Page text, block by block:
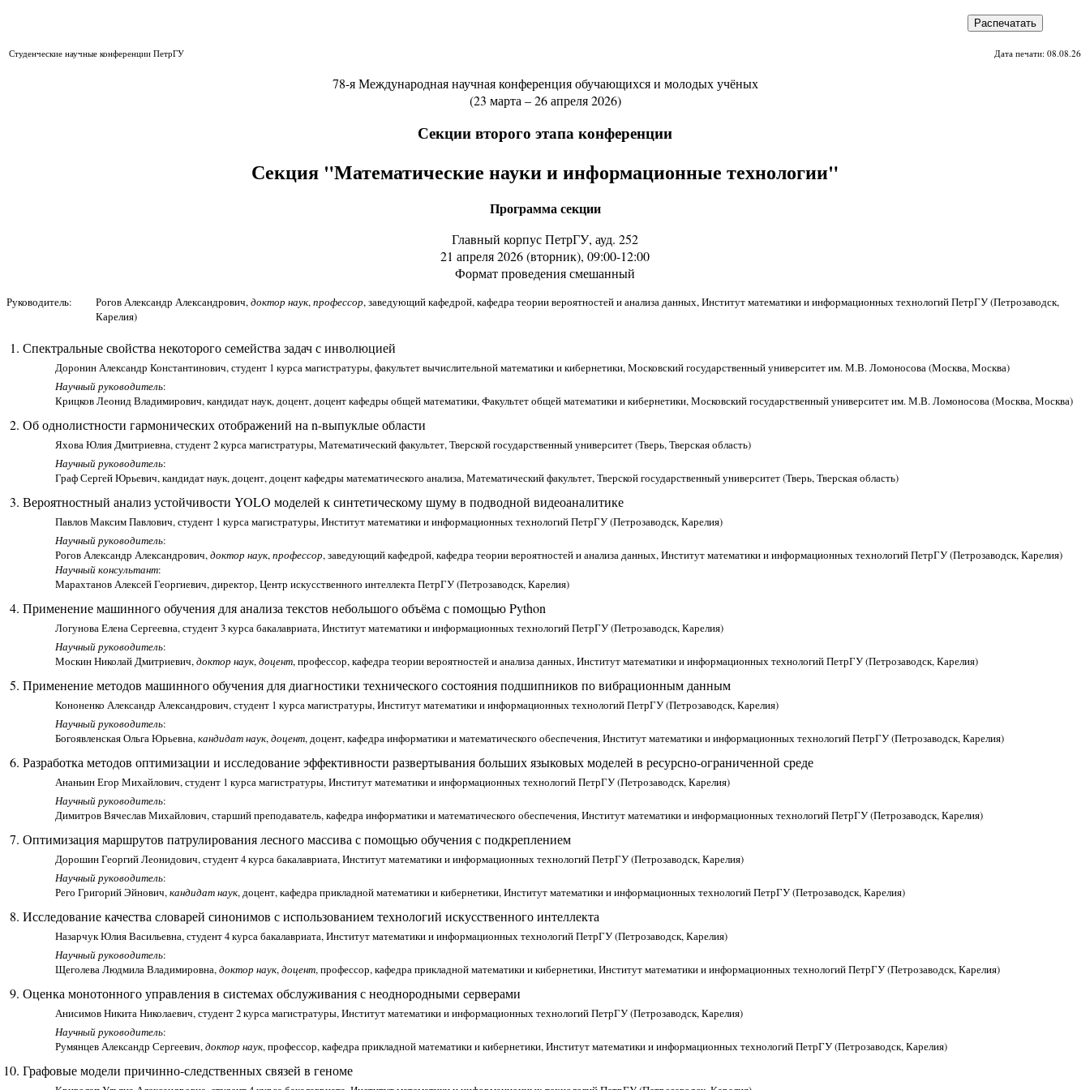
Распечатать
Студенческие научные конференции ПетрГУ Дата печати: 08.08.26
78-я Международная научная конференция обучающихся и молодых учёных
(23 марта – 26 апреля 2026)
Секции второго этапа конференции
Секция "Математические науки и информационные технологии"
Программа секции
Главный корпус ПетрГУ, ауд. 252
21 апреля 2026 (вторник), 09:00-12:00
Формат проведения смешанный
Руководитель: Рогов Александр Александрович,доктор наук,профессор, заведующий кафедрой, кафедра теории вероятностей и анализа данных, Институт математики и информационных технологий ПетрГУ (Петрозаводск,
Карелия)
Спектральные свойства некоторого семейства задач с инволюцией
Доронин Александр Константинович, студент 1 курса магистратуры, факультет вычислительной математики и кибернетики, Московский государственный университет им. М.В. Ломоносова (Москва, Москва)
Научный руководитель:
Крицков Леонид Владимирович, кандидат наук, доцент, доцент кафедры общей математики, Факультет общей математики и кибернетики, Московский государственный университет им. М.В. Ломоносова (Москва, Москва)
Об однолистности гармонических отображений на n-выпуклые области
Яхова Юлия Дмитриевна, студент 2 курса магистратуры, Математический факультет, Тверской государственный университет (Тверь, Тверская область)
Научный руководитель:
Граф Сергей Юрьевич, кандидат наук, доцент, доцент кафедры математического анализа, Математический факультет, Тверской государственный университет (Тверь, Тверская область)
Вероятностный анализ устойчивости YOLO моделей к синтетическому шуму в подводной видеоаналитике
Павлов Максим Павлович, студент 1 курса магистратуры, Институт математики и информационных технологий ПетрГУ (Петрозаводск, Карелия)
Научный руководитель:
Рогов Александр Александрович,доктор наук,профессор, заведующий кафедрой, кафедра теории вероятностей и анализа данных, Институт математики и информационных технологий ПетрГУ (Петрозаводск, Карелия)
Научный консультант:
Марахтанов Алексей Георгиевич, директор, Центр искусственного интеллекта ПетрГУ (Петрозаводск, Карелия)
Применение машинного обучения для анализа текстов небольшого объёма с помощью Python
Логунова Елена Сергеевна, студент 3 курса бакалавриата, Институт математики и информационных технологий ПетрГУ (Петрозаводск, Карелия)
Научный руководитель:
Москин Николай Дмитриевич,доктор наук,доцент, профессор, кафедра теории вероятностей и анализа данных, Институт математики и информационных технологий ПетрГУ (Петрозаводск, Карелия)
Применение методов машинного обучения для диагностики технического состояния подшипников по вибрационным данным
Кононенко Александр Александрович, студент 1 курса магистратуры, Институт математики и информационных технологий ПетрГУ (Петрозаводск, Карелия)
Научный руководитель:
Богоявленская Ольга Юрьевна,кандидат наук,доцент, доцент, кафедра информатики и математического обеспечения, Институт математики и информационных технологий ПетрГУ (Петрозаводск, Карелия)
Разработка методов оптимизации и исследование эффективности развертывания больших языковых моделей в ресурсно-ограниченной среде
Ананьин Егор Михайлович, студент 1 курса магистратуры, Институт математики и информационных технологий ПетрГУ (Петрозаводск, Карелия)
Научный руководитель:
Димитров Вячеслав Михайлович, старший преподаватель, кафедра информатики и математического обеспечения, Институт математики и информационных технологий ПетрГУ (Петрозаводск, Карелия)
Оптимизация маршрутов патрулирования лесного массива с помощью обучения с подкреплением
Дорошин Георгий Леонидович, студент 4 курса бакалавриата, Институт математики и информационных технологий ПетрГУ (Петрозаводск, Карелия)
Научный руководитель:
Рего Григорий Эйнович,кандидат наук, доцент, кафедра прикладной математики и кибернетики, Институт математики и информационных технологий ПетрГУ (Петрозаводск, Карелия)
Исследование качества словарей синонимов с использованием технологий искусственного интеллекта
Назарчук Юлия Васильевна, студент 4 курса бакалавриата, Институт математики и информационных технологий ПетрГУ (Петрозаводск, Карелия)
Научный руководитель:
Щеголева Людмила Владимировна,доктор наук,доцент, профессор, кафедра прикладной математики и кибернетики, Институт математики и информационных технологий ПетрГУ (Петрозаводск, Карелия)
Оценка монотонного управления в системах обслуживания с неоднородными серверами
Анисимов Никита Николаевич, студент 2 курса магистратуры, Институт математики и информационных технологий ПетрГУ (Петрозаводск, Карелия)
Научный руководитель:
Румянцев Александр Сергеевич,доктор наук, профессор, кафедра прикладной математики и кибернетики, Институт математики и информационных технологий ПетрГУ (Петрозаводск, Карелия)
Графовые модели причинно-следственных связей в геноме